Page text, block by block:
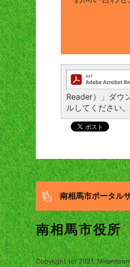
Reader）」ダウ
ルしてください。
南相馬市ポータル
南相馬市役所
Copyright (c) 2021,